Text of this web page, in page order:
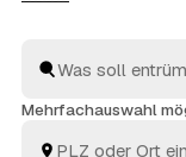
Furtwangen im
Triberg im
Mehrfachauswahl